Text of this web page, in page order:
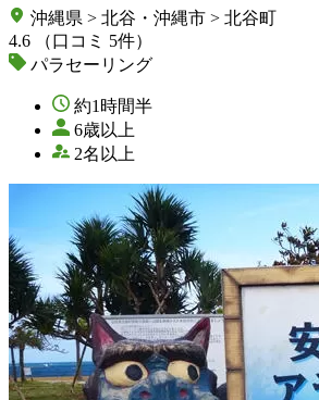
沖縄県 > 北谷・沖縄市 > 北谷町
4.6
（口コミ 5件）
パラセーリング
約1時間半
6歳以上
2名以上